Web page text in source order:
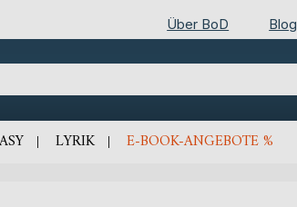
Über BoD Blog
LYRIK E-BOOK-ANGEBOTE %